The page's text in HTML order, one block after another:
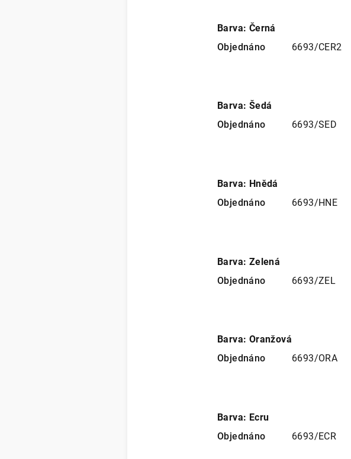
Barva: Černá
Objednáno
6693/CER2
Barva: Šedá
Objednáno
6693/SED
Barva: Hnědá
Objednáno
6693/HNE
Barva: Zelená
Objednáno
6693/ZEL
Barva: Oranžová
Objednáno
6693/ORA
Barva: Ecru
Objednáno
6693/ECR